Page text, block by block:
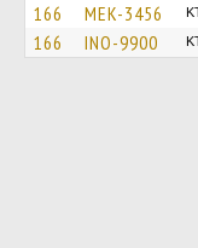
166 MEK-3456
166 INO-9900